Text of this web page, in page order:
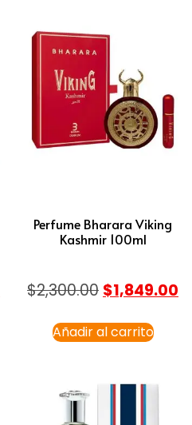
Perfume Bharara Viking
Kashmir 100ml
$2,300.00 $1,849.00
Añadir al carrito